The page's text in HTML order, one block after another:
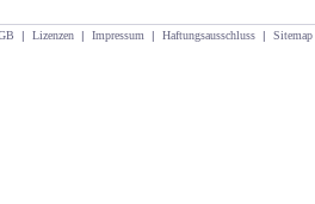
| Lizenzen | Impressum | Haftungsausschluss | Sitemap